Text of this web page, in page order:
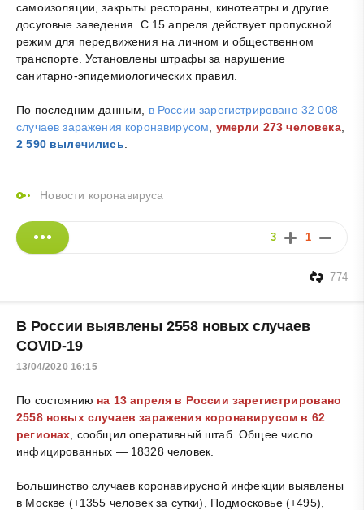
самоизоляции, закрыты рестораны, кинотеатры и другие
досуговые заведения. С 15 апреля действует пропускной
режим для передвижения на личном и общественном
транспорте. Установлены штрафы за нарушение
санитарно-эпидемиологических правил.
По последним данным, в России зарегистрировано 32 008
случаев заражения коронавирусом, умерли 273 человека,
2 590 вылечились.
Новости коронавируса
3 1
774
В России выявлены 2558 новых случаев
COVID-19
13/04/2020 16:15
По состоянию на 13 апреля в России зарегистрировано
2558 новых случаев заражения коронавирусом в 62
регионах , сообщил оперативный штаб. Общее число
инфицированных — 18328 человек.
Большинство случаев коронавирусной инфекции выявлены
в Москве (+1355 человек за сутки), Подмосковье (+495),